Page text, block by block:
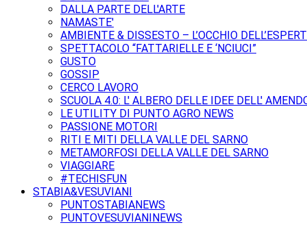
DALLA PARTE DELL'ARTE
NAMASTE'
AMBIENTE & DISSESTO – L’OCCHIO
SPETTACOLO “FATTARIELLE E ‘NCIUCI”
GUSTO
GOSSIP
CERCO LAVORO
SCUOLA 4.0: L' ALBERO DELLE IDEE DELL'
LE UTILITY DI PUNTO AGRO NEWS
PASSIONE MOTORI
RITI E MITI DELLA VALLE DEL SARNO
METAMORFOSI DELLA VALLE DEL SARNO
VIAGGIARE
#TECHISFUN
STABIA&VESUVIANI
PUNTOSTABIANEWS
PUNTOVESUVIANINEWS